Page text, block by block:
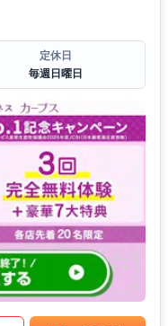
定休日
毎週日曜日